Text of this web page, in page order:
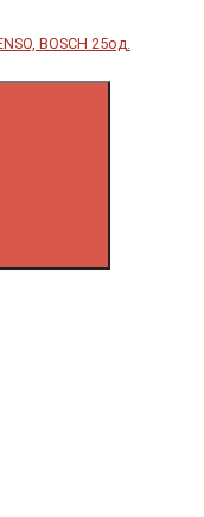
BOSCH 25од.